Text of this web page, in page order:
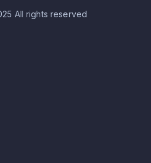
All rights reserved